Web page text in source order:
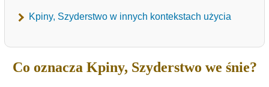
Kpiny, Szyderstwo w innych kontekstach użycia
Co oznacza Kpiny, Szyderstwo we śnie?